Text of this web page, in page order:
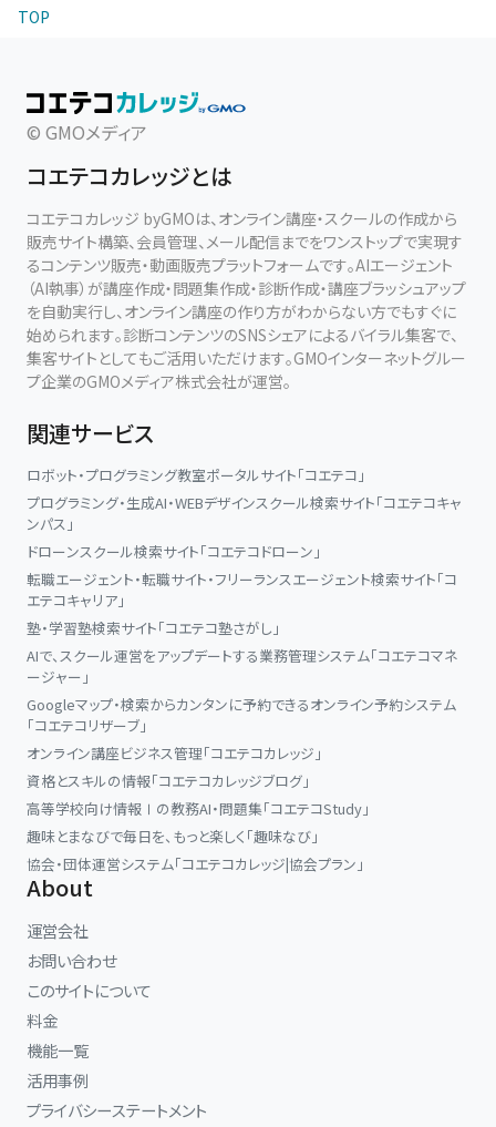
TOP
© GMOメディア
コエテコカレッジとは
コエテコカレッジ byGMOは、オンライン講座・スクールの作成から
販売サイト構築、会員管理、メール配信までをワンストップで実現す
るコンテンツ販売・動画販売プラットフォームです。AIエージェント
（AI執事）が講座作成・問題集作成・診断作成・講座ブラッシュアップ
を自動実行し、オンライン講座の作り方がわからない方でもすぐに
始められます。診断コンテンツのSNSシェアによるバイラル集客で、
集客サイトとしてもご活用いただけます。GMOインターネットグルー
プ企業のGMOメディア株式会社が運営。
関連サービス
ロボット・プログラミング教室ポータルサイト「コエテコ」
プログラミング・生成AI・WEBデザインスクール検索サイト「コエテコキャ
ンパス」
ドローンスクール検索サイト「コエテコドローン」
転職エージェント・転職サイト・フリーランスエージェント検索サイト「コ
エテコキャリア」
塾・学習塾検索サイト「コエテコ塾さがし」
AIで、スクール運営をアップデートする業務管理システム「コエテコマネ
ージャー」
Googleマップ・検索からカンタンに予約できるオンライン予約システム
「コエテコリザーブ」
オンライン講座ビジネス管理「コエテコカレッジ」
資格とスキルの情報「コエテコカレッジブログ」
高等学校向け情報Ⅰの教務AI・問題集「コエテコStudy」
趣味とまなびで毎日を、もっと楽しく「趣味なび」
協会・団体運営システム「コエテコカレッジ|協会プラン」
About
運営会社
お問い合わせ
このサイトについて
料金
機能一覧
活用事例
プライバシーステートメント